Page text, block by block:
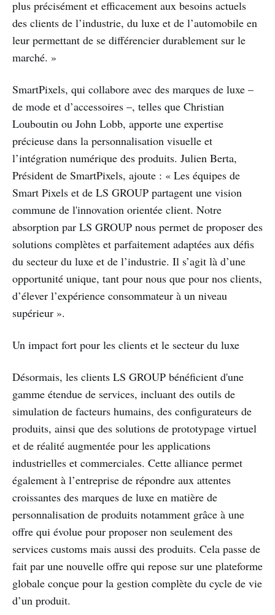
plus précisément et efficacement aux besoins actuels
des clients de l’industrie, du luxe et de l’automobile en
leur permettant de se différencier durablement sur le
marché. »
SmartPixels, qui collabore avec des marques de luxe –
de mode et d’accessoires –, telles que Christian
Louboutin ou John Lobb, apporte une expertise
précieuse dans la personnalisation visuelle et
l’intégration numérique des produits. Julien Berta,
Président de SmartPixels, ajoute : « Les équipes de
Smart Pixels et de LS GROUP partagent une vision
commune de l'innovation orientée client. Notre
absorption par LS GROUP nous permet de proposer des
solutions complètes et parfaitement adaptées aux défis
du secteur du luxe et de l’industrie. Il s’agit là d’une
opportunité unique, tant pour nous que pour nos clients,
d’élever l’expérience consommateur à un niveau
supérieur ».
Un impact fort pour les clients et le secteur du luxe
Désormais, les clients LS GROUP bénéficient d'une
gamme étendue de services, incluant des outils de
simulation de facteurs humains, des configurateurs de
produits, ainsi que des solutions de prototypage virtuel
et de réalité augmentée pour les applications
industrielles et commerciales. Cette alliance permet
également à l’entreprise de répondre aux attentes
croissantes des marques de luxe en matière de
personnalisation de produits notamment grâce à une
offre qui évolue pour proposer non seulement des
services customs mais aussi des produits. Cela passe de
fait par une nouvelle offre qui repose sur une plateforme
globale conçue pour la gestion complète du cycle de vie
d’un produit.